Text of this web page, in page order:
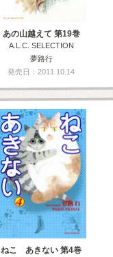
あの山越えて 第19巻
A.L.C. SELECTION
夢路行
発売日：2011.10.14
ねこ あきない 第4巻